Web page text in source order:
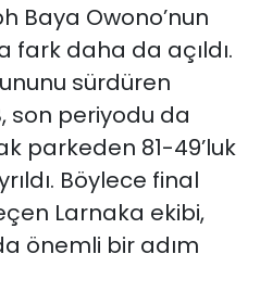
Baya Owono’nun
fark daha da açıldı.
sürdüren
son periyodu da
parkeden 81-49’luk
Böylece final
Larnaka ekibi,
önemli bir adım